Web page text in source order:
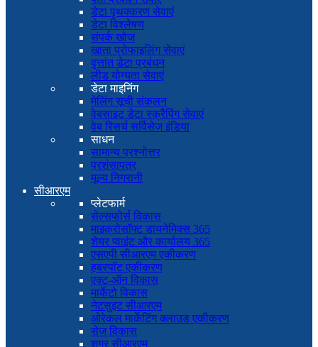
डेटा पृथक्करण सेवाएं
डेटा विश्लेषण
संपर्क खोज
खाता प्रोफाइलिंग सेवाएं
वृत्तांत डेटा प्रबंधन
लीड योग्यता सेवाएं
डेटा माइनिंग
मेलिंग सूची संकलन
वेबसाइट डेटा स्क्रैपिंग सेवाएं
वेब रिसर्च सर्विसेज इंडिया
साधन
सामान्य प्रश्नोत्तर
प्रशंसापत्र
मूल्य निगरानी
सीआरएम
प्लेटफार्म
सेल्सफोर्स विकास
माइक्रोसॉफ्ट डायनेमिक्स 365
शेयर प्वाइंट और कार्यालय 365
एसएपी सीआरएम एकीकरण
हबस्पॉट एकीकरण
एक्ट-ऑन विकास
मार्केटो विकास
नेटसुइट सीआरएम
ओरेकल मार्केटिंग क्लाउड एकीकरण
सेज विकास
शुगर सीआरएम